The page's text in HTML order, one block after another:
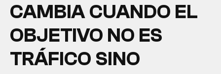
CAMBIA CUANDO EL
OBJETIVO NO ES
TRÁFICO SINO